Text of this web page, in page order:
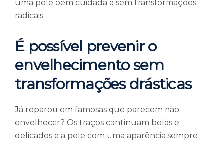
uma pele bem cuidada e sem transformações
radicais.
É possível prevenir o
envelhecimento sem
transformações drásticas
Já reparou em famosas que parecem não
envelhecer? Os traços continuam belos e
delicados e a pele com uma aparência sempre